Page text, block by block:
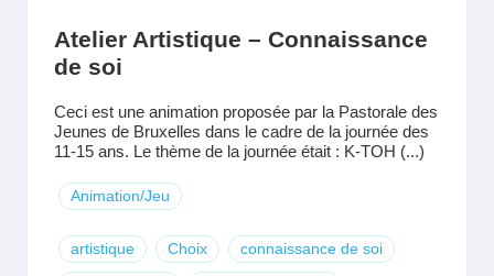
Atelier Artistique – Connaissance
de soi
Ceci est une animation proposée par la Pastorale des
Jeunes de Bruxelles dans le cadre de la journée des
11-15 ans. Le thème de la journée était : K-TOH (...)
Animation/Jeu
artistique Choix connaissance de soi